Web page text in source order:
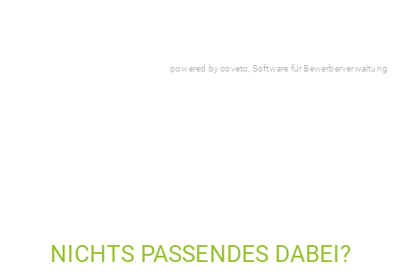
powered by coveto, Software für Bewerberverwaltung
NICHTS PASSENDES DABEI?